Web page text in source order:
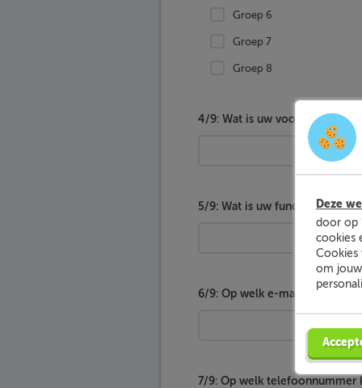
Groep 6
Groep 7
Groep 8
4/9: Wat is uw voor- &
5/9: Wat is uw functie op
6/9: Op welk e-mailadres
7/9: Op welk telefoonnummer
Deze
door op
cookies
Cookies
om